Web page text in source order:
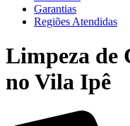
Garantias
Regiões Atendidas
Limpeza de
no Vila Ipê